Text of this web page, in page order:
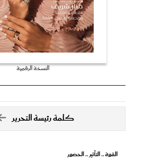
النسخة الرقمية
كلمة رئيسة التحرير
القوة .. التأثير .. الحضور